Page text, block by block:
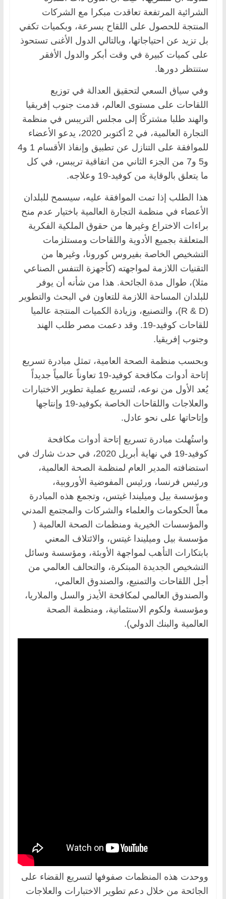
الشرائية المرتفعة تعاقدت مبكرا مع الشركات
المنتجة للحصول على اللقاح بسرعة، وبكميات تكفي
بل تزيد عن احتياجاتها، وبالتالي الدول الأغنى تستحوذ
على كميات كبيرة في وقت أبكر والدول الأفقر
ستنتظر دورها.
وفي سياق السعي لتحقيق العدالة في توزيع
اللقاحات على مستوى العالم، قدمت جنوب إفريقيا
والهند طلبا مشتركًا إلى مجلس التريبس في منظمة
التجارة العالمية، في 2 أكتوبر 2020، يدعو الأعضاء
للموافقة على التنازل عن تطبيق وإنفاذ الأقسام 1 و4
و5 و7 من الجزء الثاني من اتفاقية تريبس، في كل
ما يتعلق بالوقاية من كوفيد-19 وعلاجه.
هذا الطلب إذا تمت الموافقة عليه، سيسمح للبلدان
الأعضاء في منظمة التجارة العالمية باختيار عدم منح
براءات الاختراع وغيرها من حقوق الملكية الفكرية
المتعلقة بجميع الأدوية واللقاحات ومستلزمات
التشخيص الخاصة بفيروس كورونا، وغيرها من
التقنيات اللازمة لمواجهته (كأجهزة التنفس الصناعي
مثلا)، طوال مدة الجائحة. هذا من شأنه أن يوفر
للبلدان المساحة اللازمة للتعاون في البحث والتطوير
(R & D)، والتصنيع، وزيادة الكميات المنتجة عالميا
للقاحات كوفيد-19. وقد دعمت مصر طلب الهند
وجنوب إفريقيا.
وبحسب منظمة الصحة العامية، تمثل مبادرة تسريع
إتاحة أدوات مكافحة كوفيد-19 تعاوناً عالمياً جديداً
يُعد الأول من نوعه، لتسريع عملية تطوير الاختبارات
والعلاجات واللقاحات الخاصة بكوفيد-19 وإنتاجها
وإتاحاتها على نحو عادل.
واستُهلت مبادرة تسريع إتاحة أدوات مكافحة
كوفيد-19 في نهاية أبريل 2020، في حدث شارك في
استضافته المدير العام لمنظمة الصحة العالمية،
ورئيس فرنسا، ورئيس المفوضية الأوروبية،
ومؤسسة بيل وميليندا غيتس، وتجمع هذه المبادرة
معاً الحكومات والعلماء والشركات والمجتمع المدني
والمؤسسات الخيرية ومنظمات الصحة العالمية (
مؤسسة بيل وميليندا غيتس، والائتلاف المعني
بابتكارات التأهب لمواجهة الأوبئة، ومؤسسة وسائل
التشخيص الجديدة المبتكرة، والتحالف العالمي من
أجل اللقاحات والتمنيع، والصندوق العالمي،
والصندوق العالمي لمكافحة الأيدز والسل والملاريا،
ومؤسسة ولكوم الاستئمانية، ومنظمة الصحة
العالمية والبنك الدولي).
ووحدت هذه المنظمات صفوفها لتسريع القضاء على
الجائحة من خلال دعم تطوير الاختبارات والعلاجات